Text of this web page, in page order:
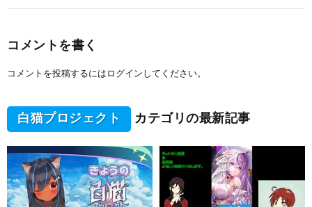
コメントを書く
コメントを投稿するには ログイン してください。
白猫プロジェクト カテゴリの最新記事